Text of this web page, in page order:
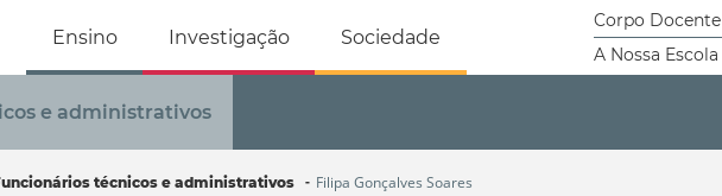
de Motricidade Humana
Ensino Investigação Sociedade
Corpo Docente
A Nossa Escola
e administrativos
técnicos e administrativos Filipa Gonçalves Soares